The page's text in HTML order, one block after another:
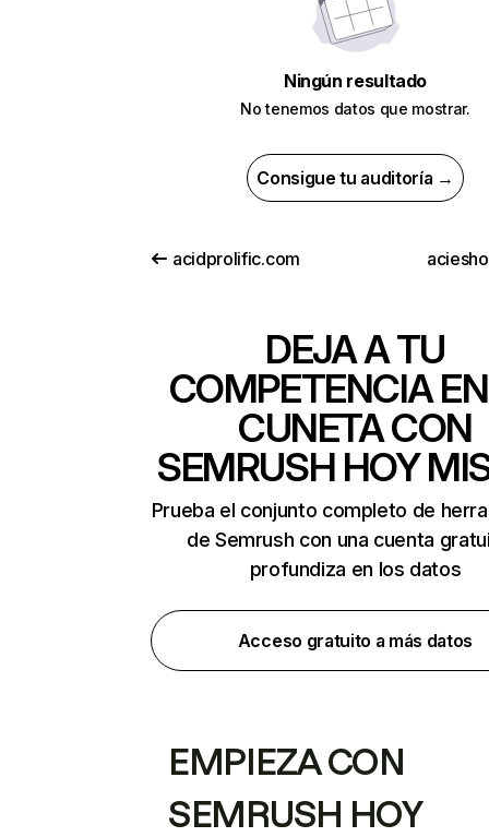
Ningún resultado
No tenemos datos que mostrar.
Consigue tu auditoría →
acidprolific.com
DEJA A TU
COMPETENCIA
CUNETA CON
SEMRUSH HOY
Prueba el conjunto completo de
de Semrush con una cuenta
profundiza en los datos
Acceso gratuito a más datos
EMPIEZA CON
SEMRUSH HOY